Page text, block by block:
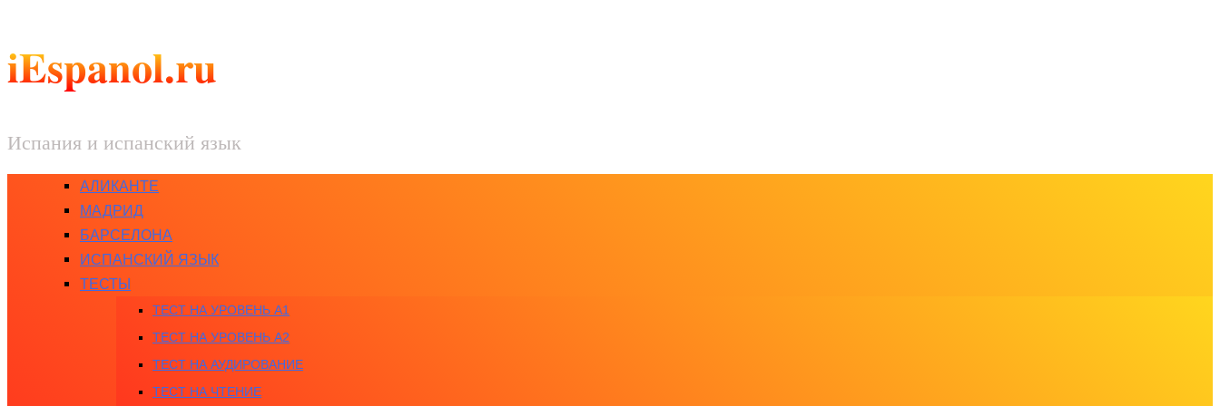
iEspanol.ru
Испания и испанский язык
АЛИКАНТЕ
МАДРИД
БАРСЕЛОНА
ИСПАНСКИЙ ЯЗЫК
ТЕСТЫ
ТЕСТ НА УРОВЕНЬ A1
ТЕСТ НА УРОВЕНЬ A2
ТЕСТ НА АУДИРОВАНИЕ
ТЕСТ НА ЧТЕНИЕ